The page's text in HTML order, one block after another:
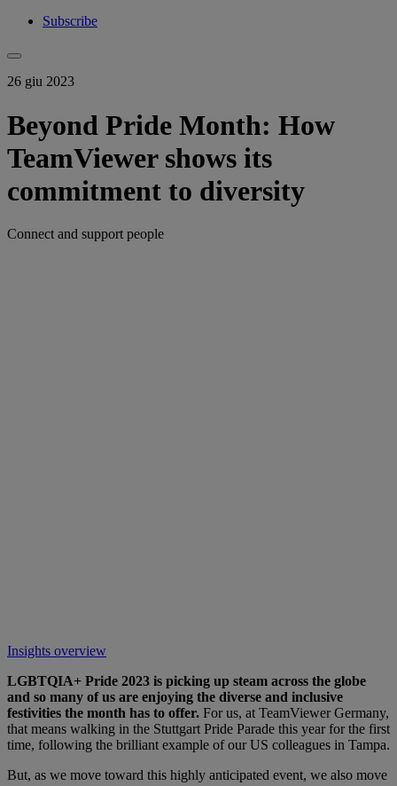
Subscribe
26 giu 2023
Beyond Pride Month: How
TeamViewer shows its
commitment to diversity
Connect and support people
Insights overview
LGBTQIA+ Pride 2023 is picking up steam across the globe
and so many of us are enjoying the diverse and inclusive
festivities the month has to offer. For us, at TeamViewer Germany,
that means walking in the Stuttgart Pride Parade this year for the first
time, following the brilliant example of our US colleagues in Tampa.
But, as we move toward this highly anticipated event, we also move